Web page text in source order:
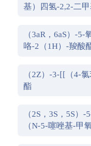
基）四氢-2,2-二
（3aR，6aS）-
咯-2（1H）-羧酸
（2Z）-3-[[（4-
酯
（2S，3S，5S
（N-5-噻唑基-甲